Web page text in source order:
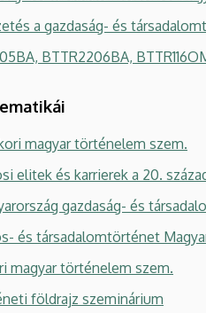
a gazdaság- és
BTTR2206BA,
magyar történelem szem.
elitek és karrierek a 20.
gazdaság- és
és társadalomtörténet
magyar történelem szem.
földrajz szeminárium